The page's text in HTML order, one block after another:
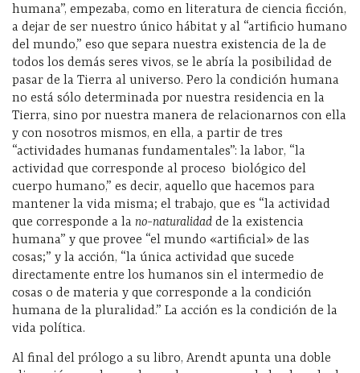
humana”, empezaba, como en literatura de ciencia ficción,
a dejar de ser nuestro único hábitat y al “artificio humano
del mundo,” eso que separa nuestra existencia de la de
todos los demás seres vivos, se le abría la posibilidad de
pasar de la Tierra al universo. Pero la condición humana
no está sólo determinada por nuestra residencia en la
Tierra, sino por nuestra manera de relacionarnos con ella
y con nosotros mismos, en ella, a partir de tres
“actividades humanas fundamentales”: la labor, “la
actividad que corresponde al proceso biológico del
cuerpo humano,” es decir, aquello que hacemos para
mantener la vida misma; el trabajo, que es “la actividad
que corresponde a la no-naturalidad de la existencia
humana” y que provee “el mundo «artificial» de las
cosas;” y la acción, “la única actividad que sucede
directamente entre los humanos sin el intermedio de
cosas o de materia y que corresponde a la condición
humana de la pluralidad.” La acción es la condición de la
vida política.
Al final del prólogo a su libro, Arendt apunta una doble